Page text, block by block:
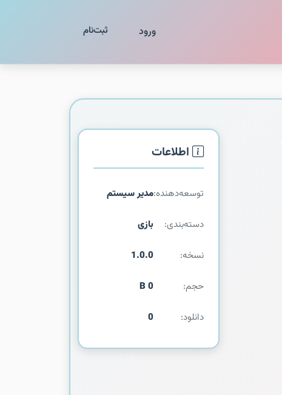
ورود ثبت‌نام
اطلاعات
توسعه‌دهنده:مدیر سیستم
دسته‌بندی: بازی
نسخه: 1.0.0
حجم: 0 B
دانلود: 0